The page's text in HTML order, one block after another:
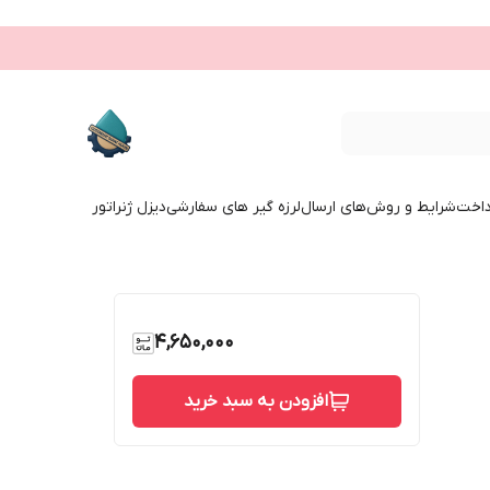
شرایط و روش‌های ارساللرزه گیر های سفارشیدیزل ژنراتور
4,650,000
افزودن به سبد خرید